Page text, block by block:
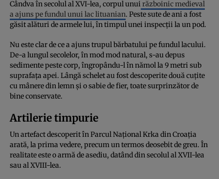
Cândva în secolul al XVI-lea, corpul unui războinic medieval
a ajuns pe fundul unui lac lituanian. Peste sute de ani a fost
găsit alături de armele lui, în timpul unei inspecții la un pod.
Nu este clar de ce a ajuns trupul bărbatului pe fundul lacului.
De-a lungul secolelor, în mod mod natural, s-au depus
sedimente peste corp, îngropându-l în nămol la 9 metri sub
suprafața apei. Lângă schelet au fost descoperite două cuțite
cu mânere din lemn și o sabie de fier, toate surprinzător de
bine conservate.
Artilerie timpurie
Un artefact descoperit în Parcul Național Krka din Croația
arată, la prima vedere, precum un termos deosebit de greu. În
realitate este o armă de asediu, datând din secolul al XVII-lea
sau al XVIII-lea.